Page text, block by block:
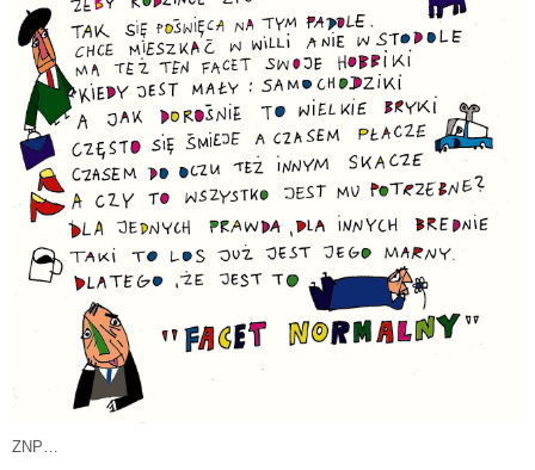
ZNP…